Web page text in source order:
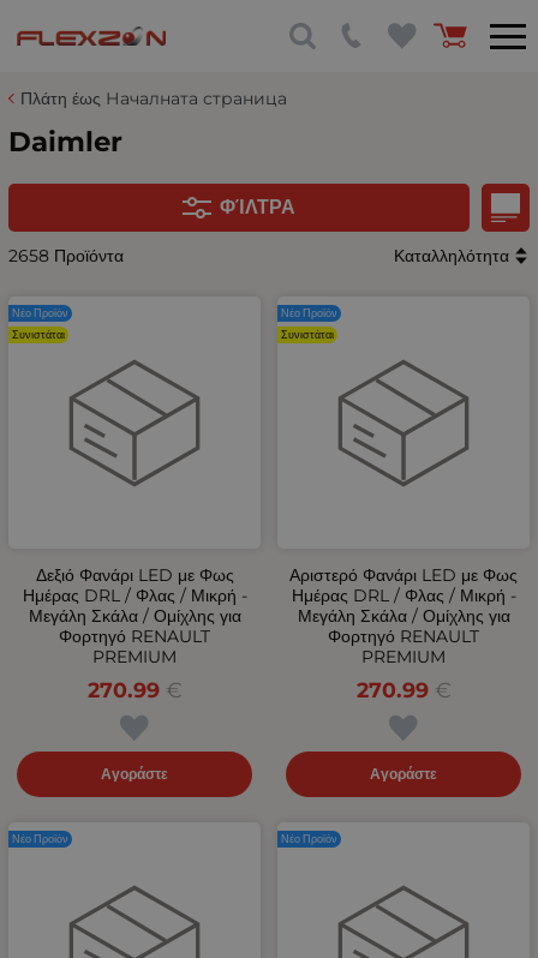
Πλάτη έως Началната страница
Daimler
ΦΊΛΤΡΑ
2658 Προϊόντα Καταλληλότητα
Δεξιό Φανάρι LED με Φως
Ημέρας DRL / Φλας / Μικρή -
Μεγάλη Σκάλα / Ομίχλης για
Φορτηγό RENAULT
PREMIUM
270.99 €
Αγοράστε
Νέο Προϊόν
Συνιστάται
Αριστερό Φανάρι LED με Φως
Ημέρας DRL / Φλας / Μικρή -
Μεγάλη Σκάλα / Ομίχλης για
Φορτηγό RENAULT
PREMIUM
270.99 €
Αγοράστε
Νέο Προϊόν
Συνιστάται
Νέο Προϊόν Νέο Προϊόν